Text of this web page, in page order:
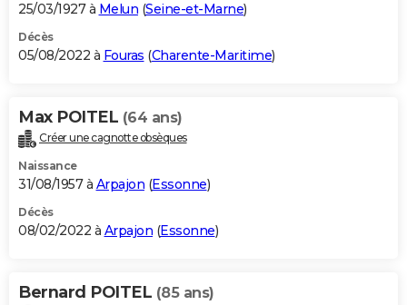
25/03/1927 à Melun (Seine-et-Marne)
Décès
05/08/2022 à Fouras (Charente-Maritime)
Max POITEL (64 ans)
Créer une cagnotte obsèques
Naissance
31/08/1957 à Arpajon (Essonne)
Décès
08/02/2022 à Arpajon (Essonne)
Bernard POITEL (85 ans)